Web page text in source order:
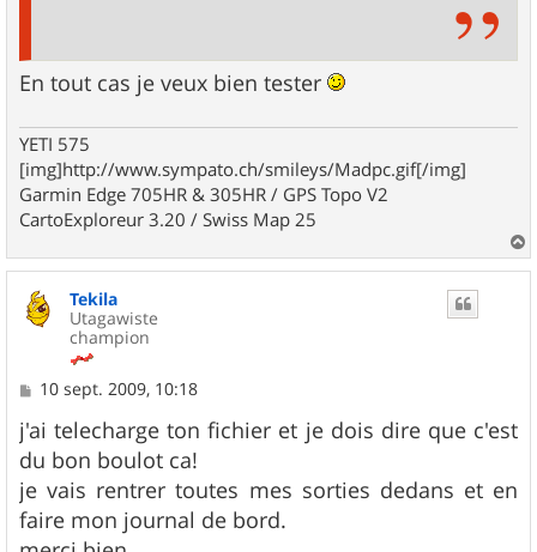
En tout cas je veux bien tester
YETI 575
[img]http://www.sympato.ch/smileys/Madpc.gif[/img]
Garmin Edge 705HR & 305HR / GPS Topo V2
CartoExploreur 3.20 / Swiss Map 25
a
Tekila
Utagawiste
champion
M
s
s
a
g
e
10 sept. 2009, 10:18
j'ai telecharge ton fichier et je dois dire que c'est
du bon boulot ca!
je vais rentrer toutes mes sorties dedans et en
faire mon journal de bord.